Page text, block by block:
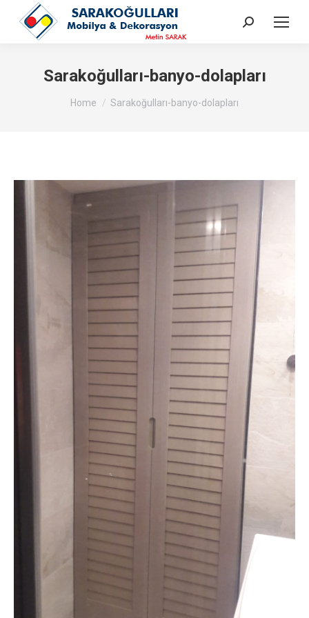
Search:
Sarakoğulları-banyo-dolapları
You are here:
Home Sarakoğulları-banyo-dolapları